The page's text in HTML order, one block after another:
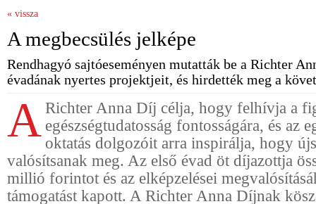
« vissza
A megbecsülés jelképe
Rendhagyó sajtóeseményen mutatták be a Richter
évadának nyertes projektjeit, és hirdették meg a
ARichter Anna Díj célja, hogy felhívja a
egészségtudatosság fontosságára, és az
oktatás dolgozóit arra inspirálja, hogy
valósítsanak meg. Az első évad öt díjazottja
millió forintot és az elképzelései
támogatást kapott. A Richter Anna Díjnak